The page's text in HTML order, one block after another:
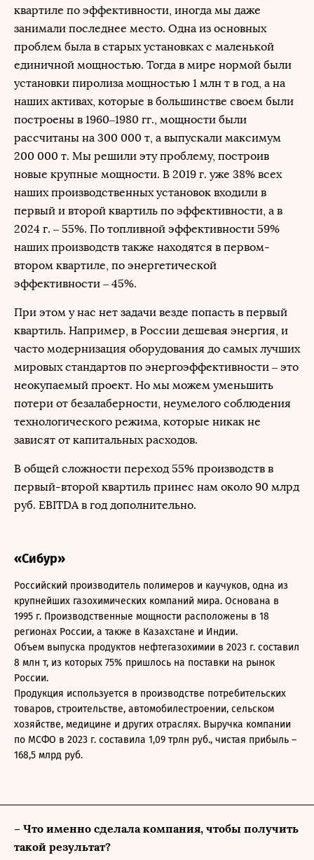
квартиле по эффективности, иногда мы даже
занимали последнее место. Одна из основных
проблем была в старых установках с маленькой
единичной мощностью. Тогда в мире нормой были
установки пиролиза мощностью 1 млн т в год, а на
наших активах, которые в большинстве своем были
построены в 1960–1980 гг., мощности были
рассчитаны на 300 000 т, а выпускали максимум
200 000 т. Мы решили эту проблему, построив
новые крупные мощности. В 2019 г. уже 38% всех
наших производственных установок входили в
первый и второй квартиль по эффективности, а в
2024 г. – 55%. По топливной эффективности 59%
наших производств также находятся в первом-
втором квартиле, по энергетической
эффективности – 45%.
При этом у нас нет задачи везде попасть в первый
квартиль. Например, в России дешевая энергия, и
часто модернизация оборудования до самых лучших
мировых стандартов по энергоэффективности – это
неокупаемый проект. Но мы можем уменьшить
потери от безалаберности, неумелого соблюдения
технологического режима, которые никак не
зависят от капитальных расходов.
В общей сложности переход 55% производств в
первый-второй квартиль принес нам около 90 млрд
руб. EBITDA в год дополнительно.
«Сибур»
Российский производитель полимеров и каучуков, одна из
крупнейших газохимических компаний мира. Основана в
1995 г. Производственные мощности расположены в 18
регионах России, а также в Казахстане и Индии.
Объем выпуска продуктов нефтегазохимии в 2023 г. составил
8 млн т, из которых 75% пришлось на поставки на рынок
России.
Продукция используется в производстве потребительских
товаров, строительстве, автомобилестроении, сельском
хозяйстве, медицине и других отраслях. Выручка компании
по МСФО в 2023 г. составила 1,09 трлн руб., чистая прибыль –
168,5 млрд руб.
– Что именно сделала компания, чтобы получить
такой результат?